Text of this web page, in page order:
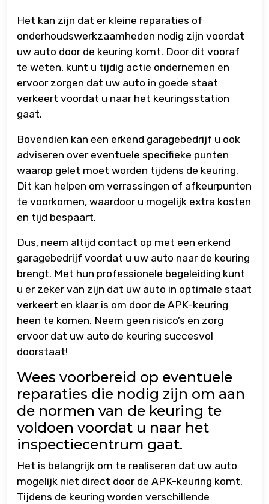
Het kan zijn dat er kleine reparaties of
onderhoudswerkzaamheden nodig zijn voordat
uw auto door de keuring komt. Door dit vooraf
te weten, kunt u tijdig actie ondernemen en
ervoor zorgen dat uw auto in goede staat
verkeert voordat u naar het keuringsstation
gaat.
Bovendien kan een erkend garagebedrijf u ook
adviseren over eventuele specifieke punten
waarop gelet moet worden tijdens de keuring.
Dit kan helpen om verrassingen of afkeurpunten
te voorkomen, waardoor u mogelijk extra kosten
en tijd bespaart.
Dus, neem altijd contact op met een erkend
garagebedrijf voordat u uw auto naar de keuring
brengt. Met hun professionele begeleiding kunt
u er zeker van zijn dat uw auto in optimale staat
verkeert en klaar is om door de APK-keuring
heen te komen. Neem geen risico’s en zorg
ervoor dat uw auto de keuring succesvol
doorstaat!
Wees voorbereid op eventuele
reparaties die nodig zijn om aan
de normen van de keuring te
voldoen voordat u naar het
inspectiecentrum gaat.
Het is belangrijk om te realiseren dat uw auto
mogelijk niet direct door de APK-keuring komt.
Tijdens de keuring worden verschillende